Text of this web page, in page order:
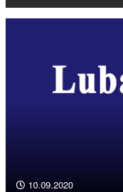
10.09.2020